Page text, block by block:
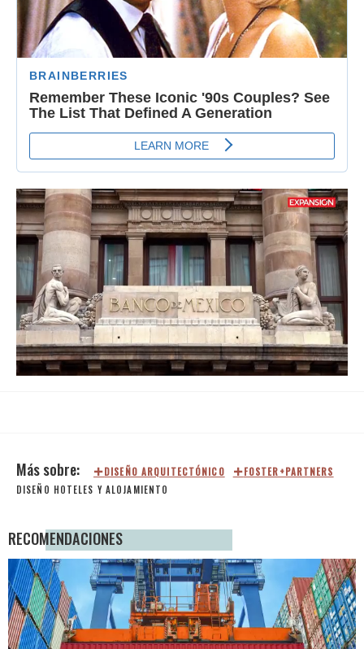
Unmute Loaded
95.91%
DISEÑO ARQUITECTÓNICO
FOSTER+PARTNERS
DISEÑO HOTELES Y ALOJAMIENTO
RECOMENDACIONES